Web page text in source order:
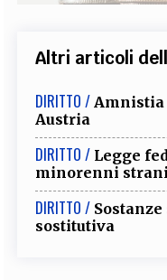
Altri articoli
DIRITTO / Amnistia
Austria
DIRITTO / Legge
minorenni
DIRITTO /
sostitutiva